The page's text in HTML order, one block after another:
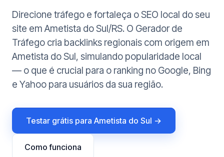
Direcione tráfego e fortaleça o SEO local do seu
site em Ametista do Sul/RS. O Gerador de
Tráfego cria backlinks regionais com origem em
Ametista do Sul, simulando popularidade local
— o que é crucial para o ranking no Google, Bing
e Yahoo para usuários da sua região.
Testar grátis para Ametista do Sul →
Como funciona